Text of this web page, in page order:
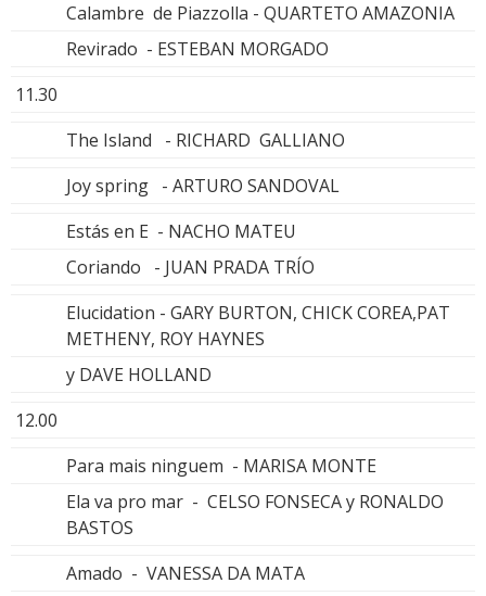
Calambre de Piazzolla - QUARTETO AMAZONIA
Revirado - ESTEBAN MORGADO
11.30
The Island - RICHARD GALLIANO
Joy spring - ARTURO SANDOVAL
Estás en E - NACHO MATEU
Coriando - JUAN PRADA TRÍO
Elucidation - GARY BURTON, CHICK COREA,PAT
METHENY, ROY HAYNES
y DAVE HOLLAND
12.00
Para mais ninguem - MARISA MONTE
Ela va pro mar - CELSO FONSECA y RONALDO
BASTOS
Amado - VANESSA DA MATA